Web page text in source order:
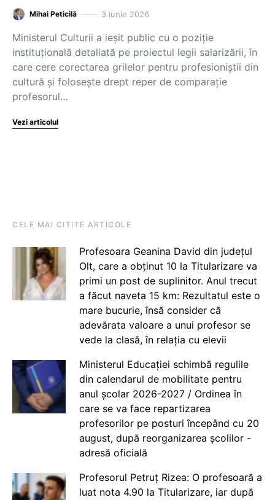
Mihai Peticilă 3 iunie 2026
Ministerul Culturii a ieșit public cu o poziție
instituțională detaliată pe proiectul legii salarizării, în
care cere corectarea grilelor pentru profesioniștii din
cultură și folosește drept reper de comparație
profesorul…
Vezi articolul
CELE MAI CITITE ARTICOLE
Profesoara Geanina David din județul
Olt, care a obținut 10 la Titularizare va
primi un post de suplinitor. Anul trecut
a făcut naveta 15 km: Rezultatul este o
mare bucurie, însă consider că
adevărata valoare a unui profesor se
vede la clasă, în relația cu elevii
Ministerul Educației schimbă regulile
din calendarul de mobilitate pentru
anul școlar 2026-2027 / Ordinea în
care se va face repartizarea
profesorilor pe posturi începând cu 20
august, după reorganizarea școlilor -
adresă oficială
Profesorul Petruț Rizea: O profesoară a
luat nota 4.90 la Titularizare, iar după